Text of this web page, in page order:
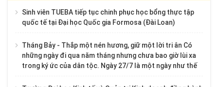
Sinh viên TUEBA tiếp tục chinh phục học bổng thực tập
quốc tế tại Đại học Quốc gia Formosa (Đài Loan)
Tháng Bảy - Thắp một nén hương, giữ một lời tri ân Có
những ngày đi qua năm tháng nhưng chưa bao giờ lùi xa
trong ký ức của dân tộc. Ngày 27/7 là một ngày như thế